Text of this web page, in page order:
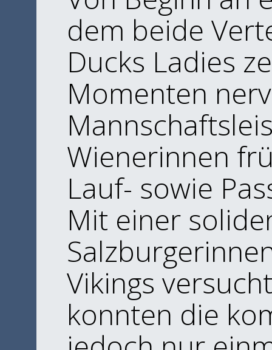
dem beide
Ducks Ladies
Momenten
Wienerinnen
Lauf- sowie
​Mit einer
Vikings
konnten die